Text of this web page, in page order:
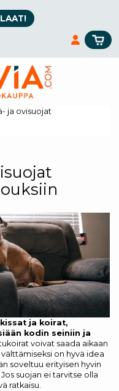
ja ovisuojat
ja koirat,
kodin seiniin ja
voivat saada aikaan
on hyvä idea
soveltuu erityisen hyvin
Jos suojan ei tarvitse olla
ratkaisu.